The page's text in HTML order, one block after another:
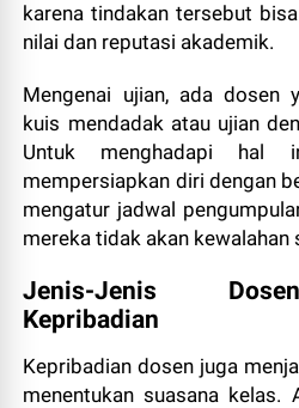
karena tindakan tersebut
nilai dan reputasi akademik.
Mengenai ujian, ada dosen
kuis mendadak atau ujian
Untuk menghadapi hal
mempersiapkan diri dengan
mengatur jadwal
mereka tidak akan kewalahan
Jenis-Jenis
Kepribadian
Kepribadian dosen juga
menentukan suasana kelas.